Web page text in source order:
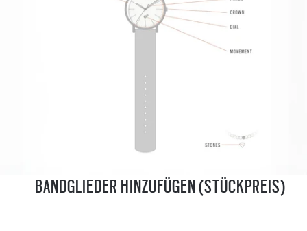
BANDGLIEDER HINZUFÜGEN (STÜCKPREIS)